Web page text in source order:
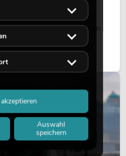
Leuchtflächen und farbige
Lichtdesigns auf Bühnen, in
Licht ist dabei kein rein
ein bewusst eingesetztes
Atmosphäre, gibt Szenen
LED-Setups emotionaler
Auswahl
speichern